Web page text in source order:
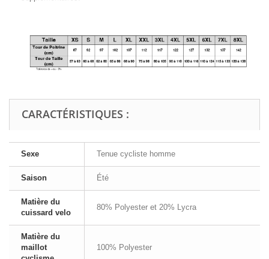
CARACTÉRISTIQUES :
Sexe Tenue cycliste homme
Saison Été
Matière du
cuissard velo
80% Polyester et 20% Lycra
Matière du
maillot
100% Polyester